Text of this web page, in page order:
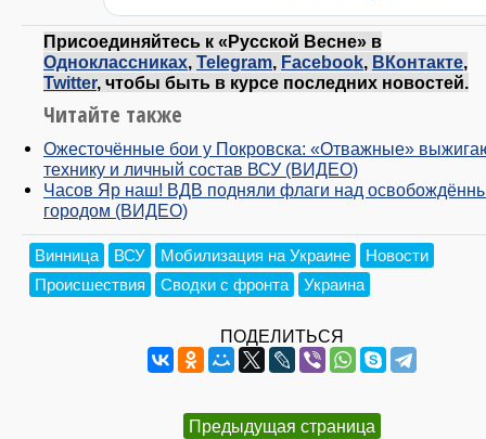
Присоединяйтесь к «Русской Весне» в
Одноклассниках, Telegram, Facebook, ВКонтакте,
Twitter, чтобы быть в курсе последних новостей.
Читайте также
Ожесточённые бои у Покровска: «Отважные»
технику и личный состав ВСУ (ВИДЕО)
Часов Яр наш! ВДВ подняли флаги над
городом (ВИДЕО)
Винница ВСУ Мобилизация на Украине
Новости
Происшествия
Сводки с фронта Украина
ПОДЕЛИТЬСЯ
Предыдущая страница